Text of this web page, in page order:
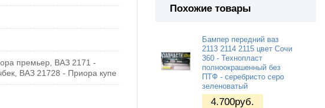
премьер, ВАЗ 2171 -
ВАЗ 21728 - Приора купе
Похожие товары
Бампер передний ваз
2113 2114 2115 цвет Сочи
360 - Технопласт
полноокрашенный без
ПТФ - серебристо серо
зеленоватый
4.700руб.